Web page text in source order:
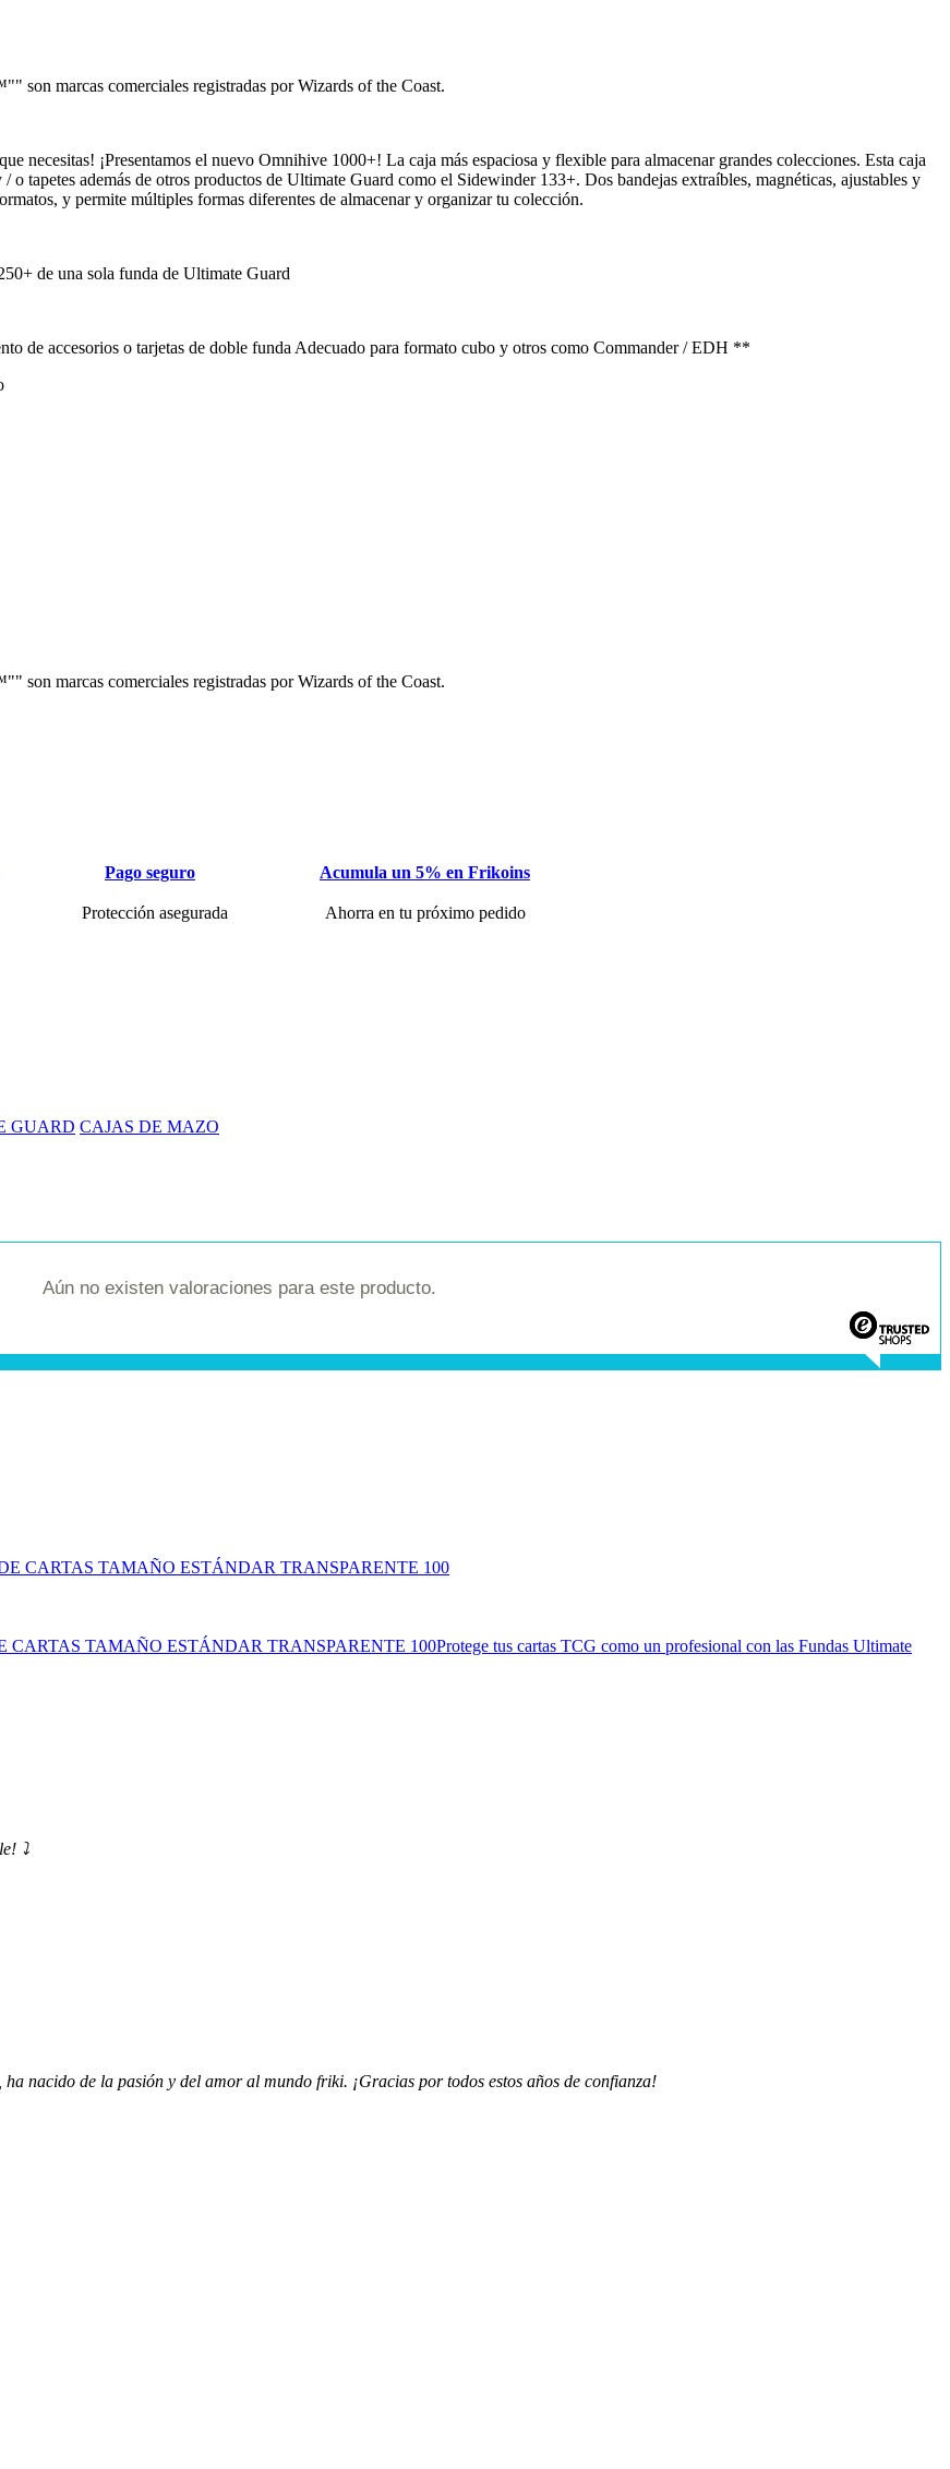
marcas comerciales registradas por Wizards of the Coast.
necesitas! ¡Presentamos el nuevo Omnihive 1000+! La caja más espaciosa y flexible para almacenar grandes colecciones. Esta caja
tapetes además de otros productos de Ultimate Guard como el Sidewinder 133+. Dos bandejas extraíbles, magnéticas, ajustables y
y permite múltiples formas diferentes de almacenar y organizar tu colección.
de una sola funda de Ultimate Guard
de accesorios o tarjetas de doble funda Adecuado para formato cubo y otros como Commander / EDH **
marcas comerciales registradas por Wizards of the Coast.
Pago seguro Acumula un 5% en Frikoins
Protección asegurada Ahorra en tu próximo pedido
GUARD CAJAS DE MAZO
Aún no existen valoraciones para este producto.
TAMAÑO ESTÁNDAR TRANSPARENTE 100Protege tus cartas TCG como un profesional con las Fundas Ultimate
⤵️
nacido de la pasión y del amor al mundo friki. ¡Gracias por todos estos años de confianza!